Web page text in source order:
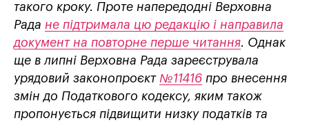
такого кроку. Проте напередодні Верховна
Рада не підтримала цю редакцію і направила
документ на повторне перше читання. Однак
ще в липні Верховна Рада зареєструвала
урядовий законопроєкт №11416 про внесення
змін до Податкового кодексу, яким також
пропонується підвищити низку податків та